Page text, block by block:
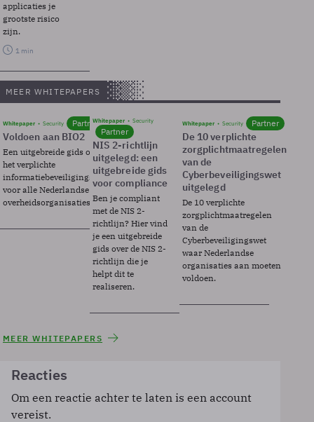
applicaties je
grootste risico
zijn.
1 min
MEER WHITEPAPERS
Whitepaper Security Partner
Voldoen aan BIO2
Een uitgebreide gids over BIO2,
het verplichte
informatiebeveiligingsframework
voor alle Nederlandse
overheidsorganisaties.
Whitepaper Security
Partner
NIS 2-richtlijn
uitgelegd: een
uitgebreide gids
voor compliance
Ben je compliant
met de NIS 2-
richtlijn? Hier vind
je een uitgebreide
gids over de NIS 2-
richtlijn die je
helpt dit te
realiseren.
Whitepaper Security Partner
De 10 verplichte
zorgplichtmaatregelen
van de
Cyberbeveiligingswet
uitgelegd
De 10 verplichte
zorgplichtmaatregelen
van de
Cyberbeveiligingswet
waar Nederlandse
organisaties aan moeten
voldoen.
MEER WHITEPAPERS
Reacties
Om een reactie achter te laten is een account
vereist.